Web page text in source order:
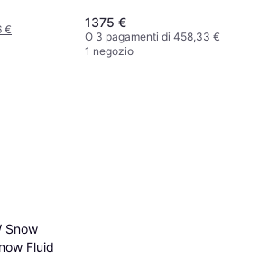
€
1375 €
O 3 pagamenti di 458,33 €
1 negozio
Snow
Fluid